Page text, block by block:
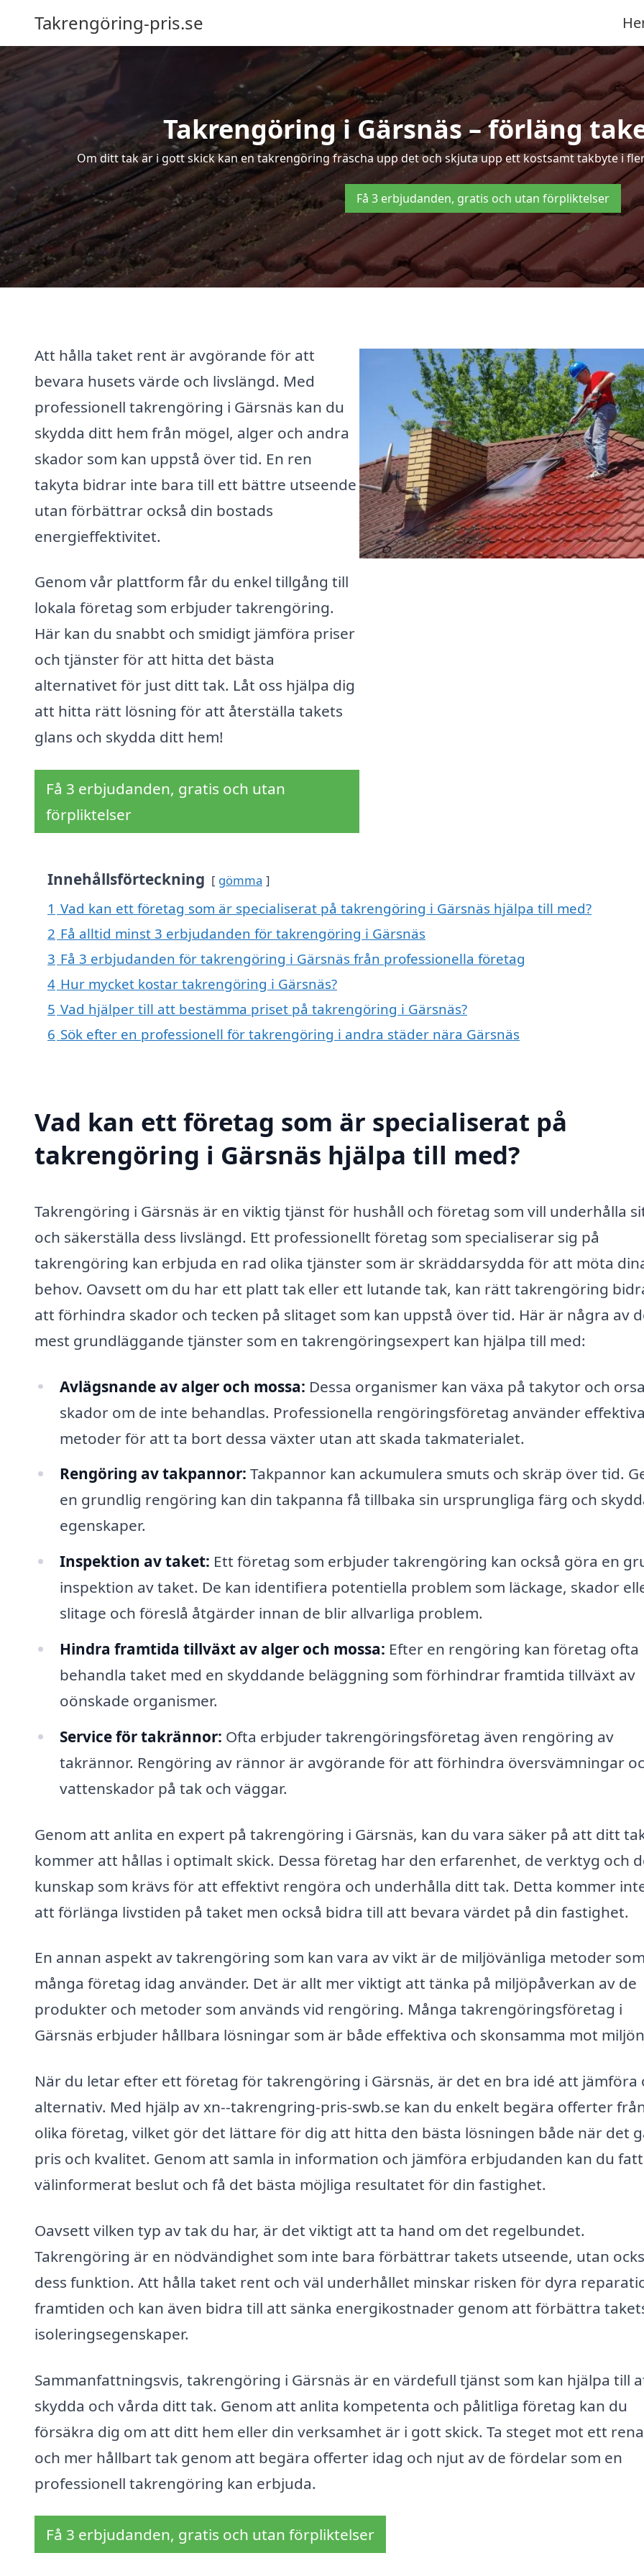
Takrengöring-pris.se
Takrengöring i Gärsnäs – förläng
Om ditt tak är i gott skick kan en takrengöring fräscha upp det och skjuta upp ett kostsamt takbyte i
Få 3 erbjudanden, gratis och utan förpliktelser
Att hålla taket rent är avgörande för att
bevara husets värde och livslängd. Med
professionell takrengöring i Gärsnäs kan du
skydda ditt hem från mögel, alger och andra
skador som kan uppstå över tid. En ren
takyta bidrar inte bara till ett bättre utseende
utan förbättrar också din bostads
energieffektivitet.
Genom vår plattform får du enkel tillgång till
lokala företag som erbjuder takrengöring.
Här kan du snabbt och smidigt jämföra priser
och tjänster för att hitta det bästa
alternativet för just ditt tak. Låt oss hjälpa dig
att hitta rätt lösning för att återställa takets
glans och skydda ditt hem!
Få 3 erbjudanden, gratis och utan
förpliktelser
Innehållsförteckning gömma
1 Vad kan ett företag som är specialiserat på takrengöring i Gärsnäs hjälpa till med?
2 Få alltid minst 3 erbjudanden för takrengöring i Gärsnäs
3 Få 3 erbjudanden för takrengöring i Gärsnäs från professionella företag
4 Hur mycket kostar takrengöring i Gärsnäs?
5 Vad hjälper till att bestämma priset på takrengöring i Gärsnäs?
6 Sök efter en professionell för takrengöring i andra städer nära Gärsnäs
Vad kan ett företag som är specialiserat på
takrengöring i Gärsnäs hjälpa till med?
Takrengöring i Gärsnäs är en viktig tjänst för hushåll och företag som vill underhålla
och säkerställa dess livslängd. Ett professionellt företag som specialiserar sig på
takrengöring kan erbjuda en rad olika tjänster som är skräddarsydda för att möta
behov. Oavsett om du har ett platt tak eller ett lutande tak, kan rätt takrengöring
att förhindra skador och tecken på slitaget som kan uppstå över tid. Här är några av
mest grundläggande tjänster som en takrengöringsexpert kan hjälpa till med:
Avlägsnande av alger och mossa: Dessa organismer kan växa på takytor och
skador om de inte behandlas. Professionella rengöringsföretag använder effektiva
metoder för att ta bort dessa växter utan att skada takmaterialet.
Rengöring av takpannor: Takpannor kan ackumulera smuts och skräp över tid.
en grundlig rengöring kan din takpanna få tillbaka sin ursprungliga färg och
egenskaper.
Inspektion av taket: Ett företag som erbjuder takrengöring kan också göra en
inspektion av taket. De kan identifiera potentiella problem som läckage, skador
slitage och föreslå åtgärder innan de blir allvarliga problem.
Hindra framtida tillväxt av alger och mossa: Efter en rengöring kan företag ofta
behandla taket med en skyddande beläggning som förhindrar framtida tillväxt av
oönskade organismer.
Service för takrännor: Ofta erbjuder takrengöringsföretag även rengöring av
takrännor. Rengöring av rännor är avgörande för att förhindra översvämningar
vattenskador på tak och väggar.
Genom att anlita en expert på takrengöring i Gärsnäs, kan du vara säker på att ditt
kommer att hållas i optimalt skick. Dessa företag har den erfarenhet, de verktyg och
kunskap som krävs för att effektivt rengöra och underhålla ditt tak. Detta kommer
att förlänga livstiden på taket men också bidra till att bevara värdet på din fastighet.
En annan aspekt av takrengöring som kan vara av vikt är de miljövänliga metoder som
många företag idag använder. Det är allt mer viktigt att tänka på miljöpåverkan av de
produkter och metoder som används vid rengöring. Många takrengöringsföretag i
Gärsnäs erbjuder hållbara lösningar som är både effektiva och skonsamma mot
När du letar efter ett företag för takrengöring i Gärsnäs, är det en bra idé att jämföra
alternativ. Med hjälp av xn--takrengring-pris-swb.se kan du enkelt begära offerter
olika företag, vilket gör det lättare för dig att hitta den bästa lösningen både när det
pris och kvalitet. Genom att samla in information och jämföra erbjudanden kan du
välinformerat beslut och få det bästa möjliga resultatet för din fastighet.
Oavsett vilken typ av tak du har, är det viktigt att ta hand om det regelbundet.
Takrengöring är en nödvändighet som inte bara förbättrar takets utseende, utan
dess funktion. Att hålla taket rent och väl underhållet minskar risken för dyra
framtiden och kan även bidra till att sänka energikostnader genom att förbättra
isoleringsegenskaper.
Sammanfattningsvis, takrengöring i Gärsnäs är en värdefull tjänst som kan hjälpa till
skydda och vårda ditt tak. Genom att anlita kompetenta och pålitliga företag kan du
försäkra dig om att ditt hem eller din verksamhet är i gott skick. Ta steget mot ett
och mer hållbart tak genom att begära offerter idag och njut av de fördelar som en
professionell takrengöring kan erbjuda.
Få 3 erbjudanden, gratis och utan förpliktelser